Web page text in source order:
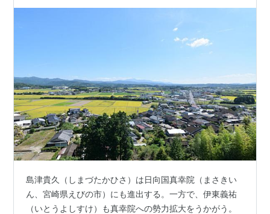
島津貴久（しまづたかひさ）は日向国真幸院（まさきい
ん、宮崎県えびの市）にも進出する。一方で、伊東義祐
（いとうよしすけ）も真幸院への勢力拡大をうかがう。